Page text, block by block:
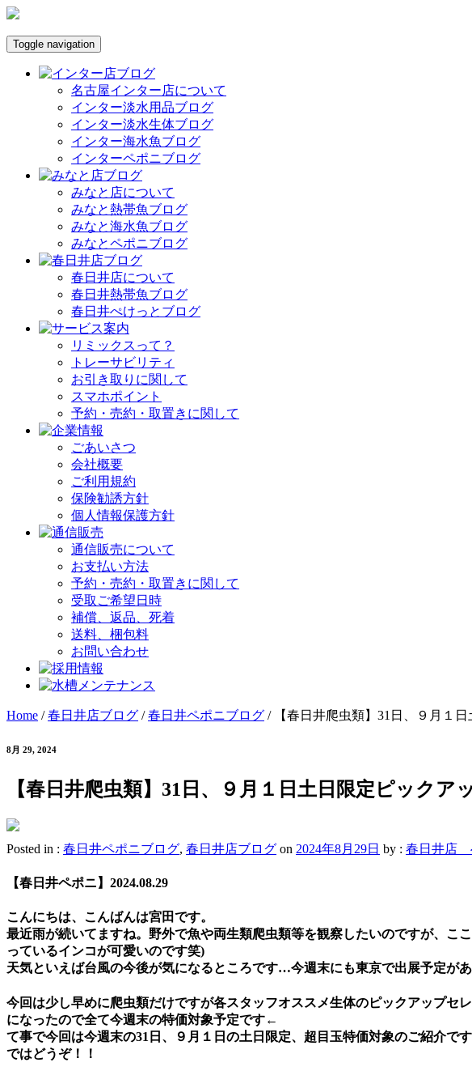
Toggle navigation
名古屋インター店について
インター淡水用品ブログ
インター淡水生体ブログ
インター海水魚ブログ
インターペポニブログ
みなと店について
みなと熱帯魚ブログ
みなと海水魚ブログ
みなとペポニブログ
春日井店について
春日井熱帯魚ブログ
春日井ぺけっとブログ
リミックスって？
トレーサビリティ
お引き取りに関して
スマホポイント
予約・売約・取置きに関して
ごあいさつ
会社概要
ご利用規約
保険勧誘方針
個人情報保護方針
通信販売について
お支払い方法
予約・売約・取置きに関して
受取ご希望日時
補償、返品、死着
送料、梱包料
お問い合わせ
Home /春日井店ブログ /春日井ペポニブログ / 【春日井爬虫類】31日、９月１
8月 29, 2024
【春日井爬虫類】31日、９月１日土日限定ピックア
Posted in : 春日井ペポニブログ, 春日井店ブログ on 2024年8月29日 by : 春日井店
【春日井ペポニ】2024.08.29
こんにちは、こんばんは宮田です。
最近雨が続いてますね。野外で魚や両生類爬虫類等を観察したいのですが、こ
っているインコが可愛いのです笑)
天気といえば台風の今後が気になるところです…今週末にも東京で出展予定が
今回は少し早めに爬虫類だけですが各スタッフオススメ生体のピックアップセ
になったので全て今週末の特価対象予定です←
て事で今回は今週末の31日、９月１日の土日限定、超目玉特価対象のご紹介で
ではどうぞ！！